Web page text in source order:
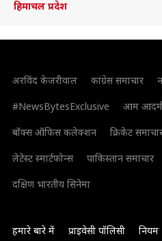
हिमाचल प्रदेश
अरविंद केजरीवाल कांग्रेस समाचार
#NewsBytesExclusive
आम आदमी
बॉक्स ऑफिस कलेक्शन
क्रिकेट
लेटेस्ट स्मार्टफोन्स
पाकिस्तान समाचार
दक्षिण भारतीय सिनेमा
हमारे बारे में प्राइवेसी पॉलिसी नियम